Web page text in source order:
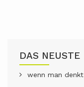
DAS NEUSTE
wenn man denkt